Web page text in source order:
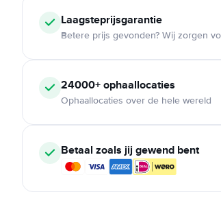
Laagsteprijsgarantie
Betere prijs gevonden? Wij zorgen
24000+ ophaallocaties
Ophaallocaties over de hele wereld
Betaal zoals jij gewend bent